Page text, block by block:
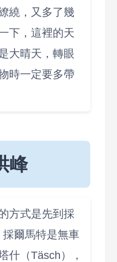
繞，又多了幾
下，這裡的天
大晴天，轉眼
時一定要多帶
峰
方式是先到採
爾馬特是無車
什（Täsch），